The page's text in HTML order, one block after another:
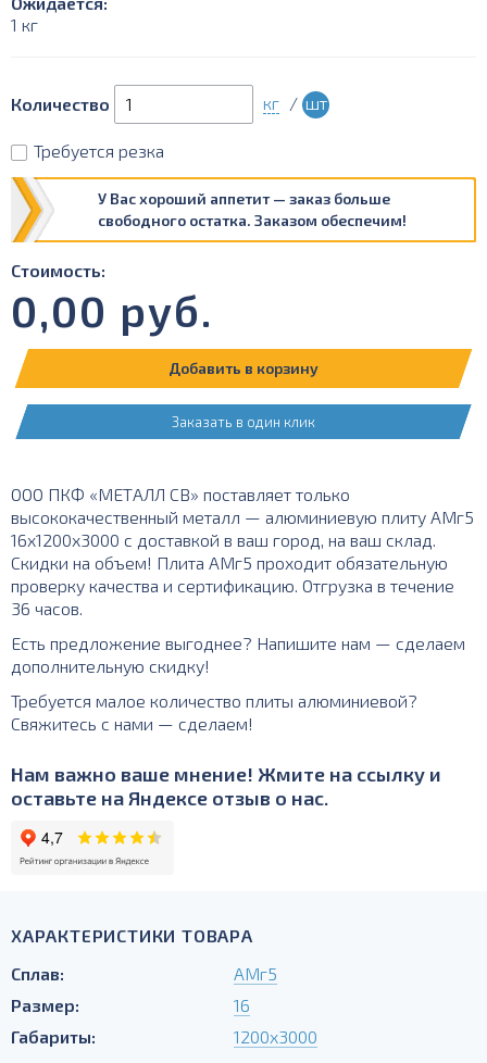
1 кг
Количество кг / шт
Требуется резка
У Вас хороший аппетит — заказ больше
свободного остатка. Заказом обеспечим!
Стоимость:
0,00 руб.
Добавить в корзину
Заказать в один клик
ООО ПКФ «МЕТАЛЛ СВ» поставляет только
высококачественный металл — алюминиевую плиту АМг5
16х1200х3000 с доставкой в ваш город, на ваш склад.
Скидки на объем! Плита АМг5 проходит обязательную
проверку качества и сертификацию. Отгрузка в течение
36 часов.
Есть предложение выгоднее? Напишите нам — сделаем
дополнительную скидку!
Требуется малое количество плиты алюминиевой?
Свяжитесь с нами — сделаем!
Нам важно ваше мнение! Жмите на ссылку и
оставьте на Яндексе отзыв о нас.
ХАРАКТЕРИСТИКИ ТОВАРА
Сплав:
АМг5
Размер:
16
Габариты:
1200х3000